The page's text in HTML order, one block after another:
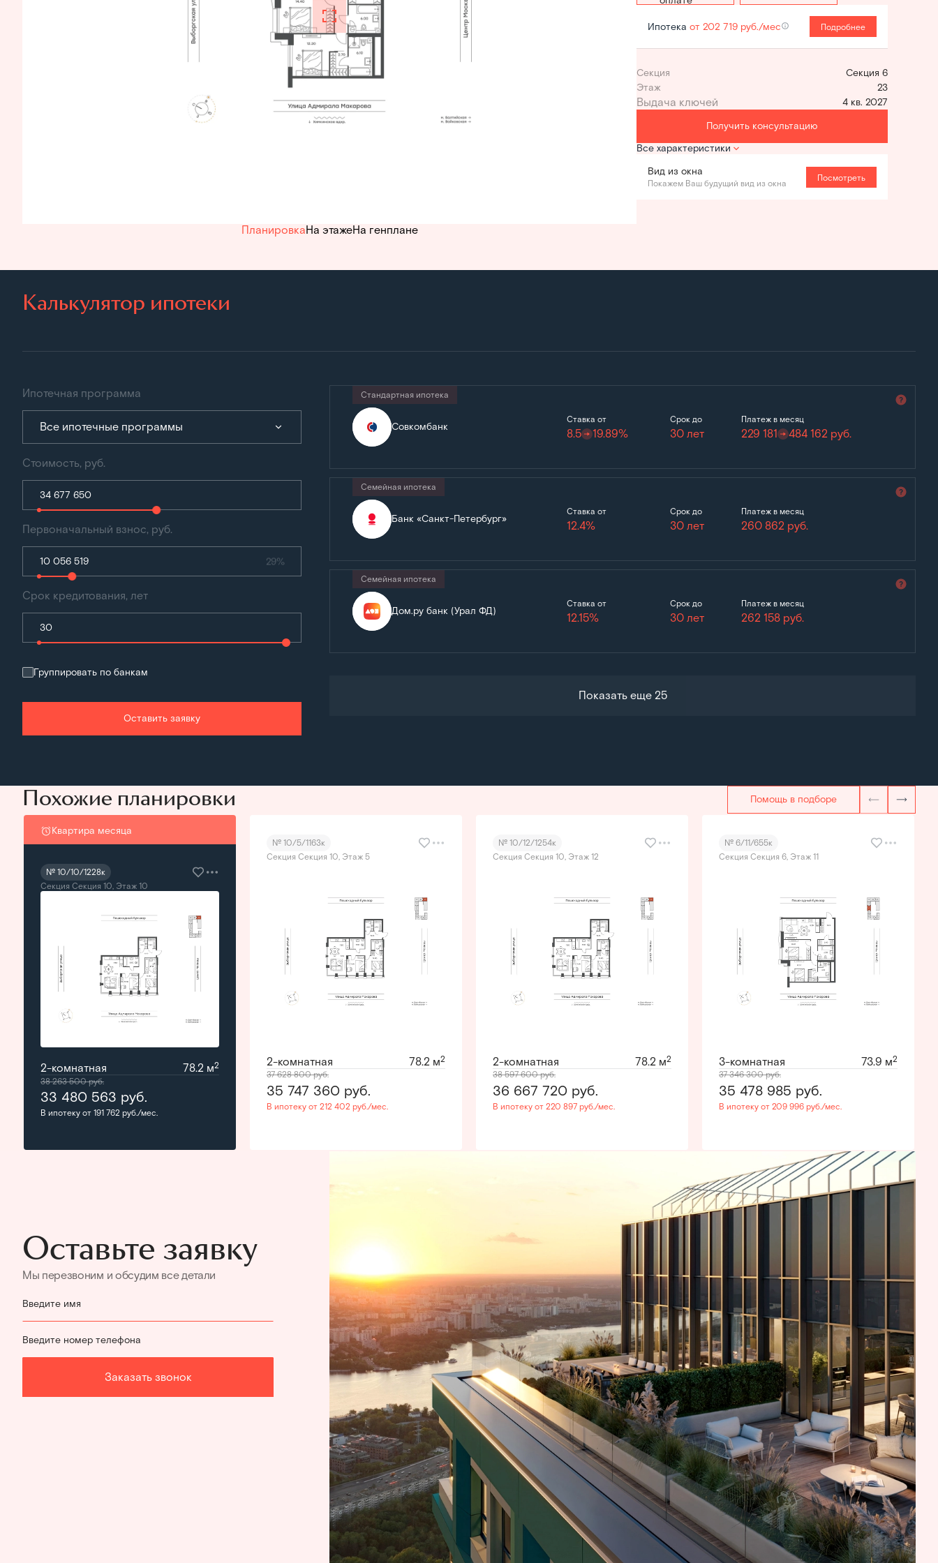
ПланировкаНа этажеНа генплане
Ипотека от 202 719 руб./мес Подробнее
Секция
Секция 6
Этаж
23
4 кв. 2027
Получить консультацию
Все характеристики
Вид из окна
Покажем Ваш будущий вид из окна
Посмотреть
Калькулятор ипотеки
Ипотечная программа
Все ипотечные программы
Стоимость, руб.
Первоначальный взнос, руб.
29%
Срок кредитования, лет
Группировать по банкам
Оставить заявку
Совкомбанк
Стандартная ипотека
Ставка от
8.5 19.89%
Срок до
30 лет
Платеж в месяц
229 181 484 162 руб.
Банк «Санкт-Петербург»
Семейная ипотека
Ставка от
12.4%
Срок до
30 лет
Платеж в месяц
260 862 руб.
Дом.ру банк (Урал ФД)
Семейная ипотека
Ставка от
12.15%
Срок до
30 лет
Платеж в месяц
262 158 руб.
Показать еще 25
Похожие планировки Помощь в подборе
Квартира месяца
№ 10/10/1228к
Секция Секция 10, Этаж 10
2-комнатная 78.2 м2
38 263 500руб.
33 480 563 руб.
В ипотеку от 191 762 руб./мес.
№ 10/5/1163к
Секция Секция 10, Этаж 5
2-комнатная 78.2 м2
37 628 800руб.
35 747 360 руб.
В ипотеку от 212 402 руб./мес.
№ 10/12/1254к
Секция Секция 10, Этаж 12
2-комнатная 78.2 м2
38 597 600руб.
36 667 720 руб.
В ипотеку от 220 897 руб./мес.
№ 6/11/655к
Секция Секция 6, Этаж 11
3-комнатная 73.9 м2
37 346 300руб.
35 478 985 руб.
В ипотеку от 209 996 руб./мес.
Оставьте заявку
Мы перезвоним и обсудим все детали
Введите имя
Введите номер телефона
Заказать звонок